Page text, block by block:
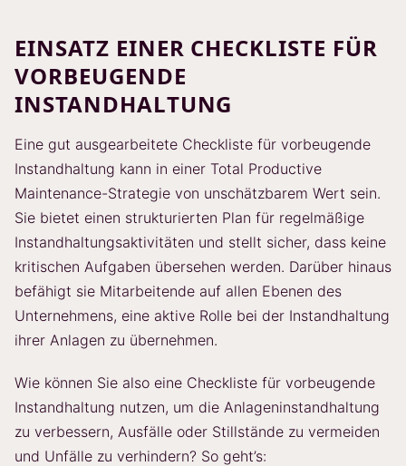
EINSATZ EINER CHECKLISTE FÜR
VORBEUGENDE
INSTANDHALTUNG
Eine gut ausgearbeitete Checkliste für vorbeugende
Instandhaltung kann in einer Total Productive
Maintenance-Strategie von unschätzbarem Wert sein.
Sie bietet einen strukturierten Plan für regelmäßige
Instandhaltungsaktivitäten und stellt sicher, dass keine
kritischen Aufgaben übersehen werden. Darüber hinaus
befähigt sie Mitarbeitende auf allen Ebenen des
Unternehmens, eine aktive Rolle bei der Instandhaltung
ihrer Anlagen zu übernehmen.
Wie können Sie also eine Checkliste für vorbeugende
Instandhaltung nutzen, um die Anlageninstandhaltung
zu verbessern, Ausfälle oder Stillstände zu vermeiden
und Unfälle zu verhindern? So geht’s: